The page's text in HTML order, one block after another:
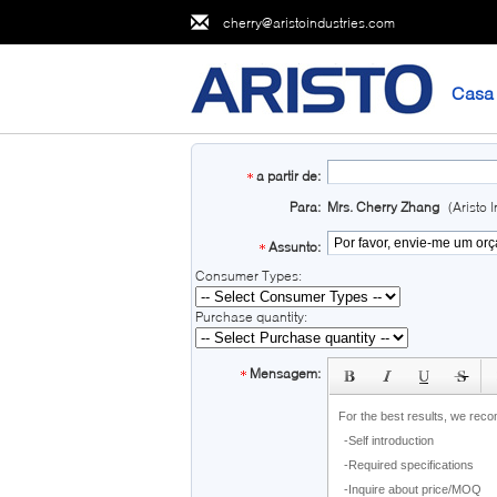
cherry@aristoindustries.com
Casa
a partir de:
Para: Mrs. Cherry Zhang (Aristo
Assunto:
Consumer Types:
Purchase quantity:
Mensagem: